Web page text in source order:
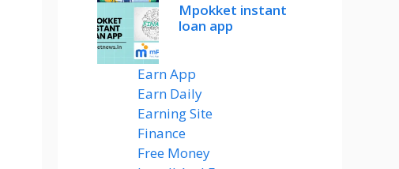
Mpokket instant
loan app
Earn App
Earn Daily
Earning Site
Finance
Free Money